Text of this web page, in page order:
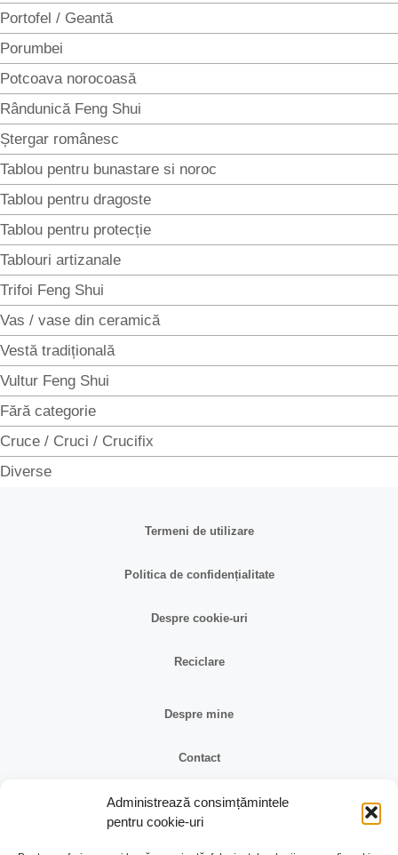
Administrează consimțămintele
pentru cookie-uri
Portofel / Geantă
Porumbei
Potcoava norocoasă
Rândunică Feng Shui
Ștergar românesc
Tablou pentru bunastare si noroc
Tablou pentru dragoste
Tablou pentru protecție
Tablouri artizanale
Trifoi Feng Shui
Vas / vase din ceramică
Vestă tradițională
Vultur Feng Shui
Fără categorie
Cruce / Cruci / Crucifix
Diverse
Termeni de utilizare
Politica de confidențialitate
Despre cookie-uri
Reciclare
Despre mine
Contact
Reclamații și retur